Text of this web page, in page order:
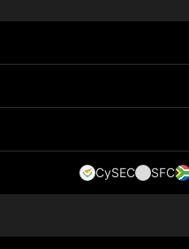
CySEC SFC